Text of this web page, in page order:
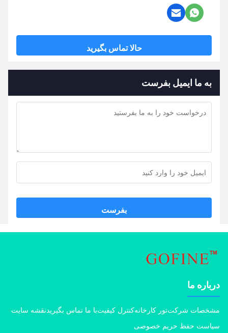
حالا تماس بگیرید
به ما ایمیل بفرست
بفرست
ما
شرکتتور کارخانهکنترل کیفیتبا ما تماس بگیریدنقشه سایت
حفظ حریم خصوصی